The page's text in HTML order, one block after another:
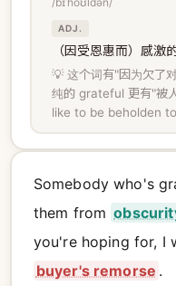
ADJ.
（因受恩惠而）感激
💡 这个词有"因为欠了
纯的 grateful 更有"被
like to be beholden to
Somebody who's
them from
you're hoping for, I
buyer's remorse .